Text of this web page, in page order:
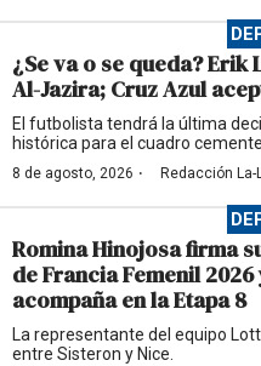
¿Se va o se queda?
Al-Jazira; Cruz Azul
El futbolista tendrá la última
histórica para el cuadro
8 de agosto, 2026 · Redacción La-
Romina Hinojosa firma
de Francia Femenil
acompaña en la Etapa 8
La representante del equipo
entre Sisteron y Nice.